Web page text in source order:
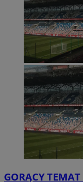
GORĄCY TEMAT